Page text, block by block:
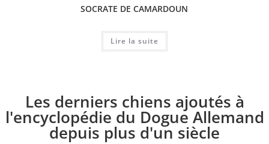
SOCRATE DE CAMARDOUN
Lire la suite
Les derniers chiens ajoutés à
l'encyclopédie du Dogue Allemand
depuis plus d'un siècle